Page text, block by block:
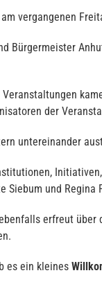
vergangenen
Bürgermeister
der
untereinander
und Regina
erfreut über
es ein kleines